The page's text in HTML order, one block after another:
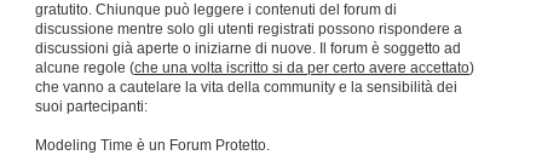
gratutito. Chiunque può leggere i contenuti del forum di
discussione mentre solo gli utenti registrati possono rispondere a
discussioni già aperte o iniziarne di nuove. Il forum è soggetto ad
alcune regole (che una volta iscritto si da per certo avere accettato)
che vanno a cautelare la vita della community e la sensibilità dei
suoi partecipanti:
Modeling Time è un Forum Protetto.